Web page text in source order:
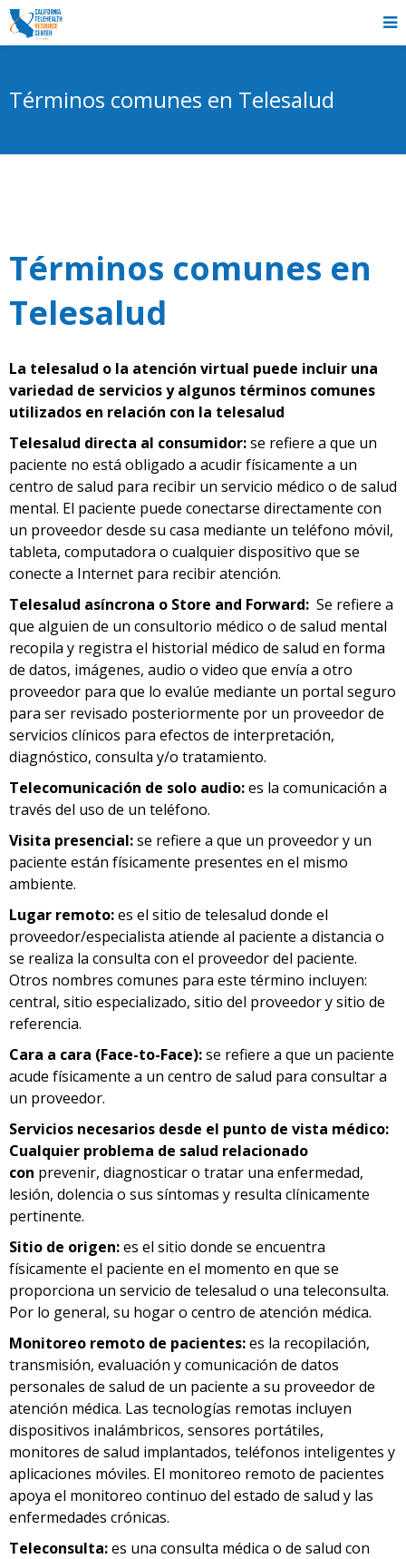
Términos comunes en Telesalud
Términos comunes en
Telesalud
La telesalud o la atención virtual puede incluir una
variedad de servicios y algunos términos comunes
utilizados en relación con la telesalud
Telesalud directa al consumidor:se refiere a que un
paciente no está obligado a acudir físicamente a un
centro de salud para recibir un servicio médico o de salud
mental. El paciente puede conectarse directamente con
un proveedor desde su casa mediante un teléfono móvil,
tableta, computadora o cualquier dispositivo que se
conecte a Internet para recibir atención.
Telesalud asíncrona o Store and Forward: Se refiere a
que alguien de un consultorio médico o de salud mental
recopila y registra el historial médico de salud en forma
de datos, imágenes, audio o video que envía a otro
proveedor para que lo evalúe mediante un portal seguro
para ser revisado posteriormente por un proveedor de
servicios clínicos para efectos de interpretación,
diagnóstico, consulta y/o tratamiento.
Telecomunicación de solo audio:es la comunicación a
través del uso de un teléfono.
Visita presencial:se refiere a que un proveedor y un
paciente están físicamente presentes en el mismo
ambiente.
Lugar remoto:es el sitio de telesalud donde el
proveedor/especialista atiende al paciente a distancia o
se realiza la consulta con el proveedor del paciente.
Otros nombres comunes para este término incluyen:
central, sitio especializado, sitio del proveedor y sitio de
referencia.
Cara a cara (Face-to-Face):se refiere a que un paciente
acude físicamente a un centro de salud para consultar a
un proveedor.
Servicios necesarios desde el punto de vista médico:
Cualquier problema de salud relacionado
con prevenir, diagnosticar o tratar una enfermedad,
lesión, dolencia o sus síntomas y resulta clínicamente
pertinente.
Sitio de origen:es el sitio donde se encuentra
físicamente el paciente en el momento en que se
proporciona un servicio de telesalud o una teleconsulta.
Por lo general, su hogar o centro de atención médica.
Monitoreo remoto de pacientes:es la recopilación,
transmisión, evaluación y comunicación de datos
personales de salud de un paciente a su proveedor de
atención médica. Las tecnologías remotas incluyen
dispositivos inalámbricos, sensores portátiles,
monitores de salud implantados, teléfonos inteligentes y
aplicaciones móviles. El monitoreo remoto de pacientes
apoya el monitoreo continuo del estado de salud y las
enfermedades crónicas.
Teleconsulta:es una consulta médica o de salud con